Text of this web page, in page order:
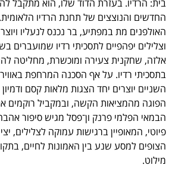
בית: הרדיו. בעזרת הדוד שלו, הוא מתקבל
החדשים והנוצצים של תחנת הרדיו
האולפנים מת במפתיע, בר נכנס לנעליו ויוצר
וצלילים יפהפיים לתסכיתי רדיו שמועברים
אלזה, שחקנית צעירה ומוכשרת, מחליטה
בתסכיתי רדיו. על אף הסכנה המרחפת
השניים יוצרים יחד הצגות מלאות קסם
הפוגה מהמציאות הקשה, ובמקביל רוקמים
הבמאי הפלמי פרנק ון־פסל מגיש סיפור
פיוטי, המאופיין ברגישות עמוקה לצלילים,
הצופים למסע שנע בין האמונות לחיים,
מילוט.